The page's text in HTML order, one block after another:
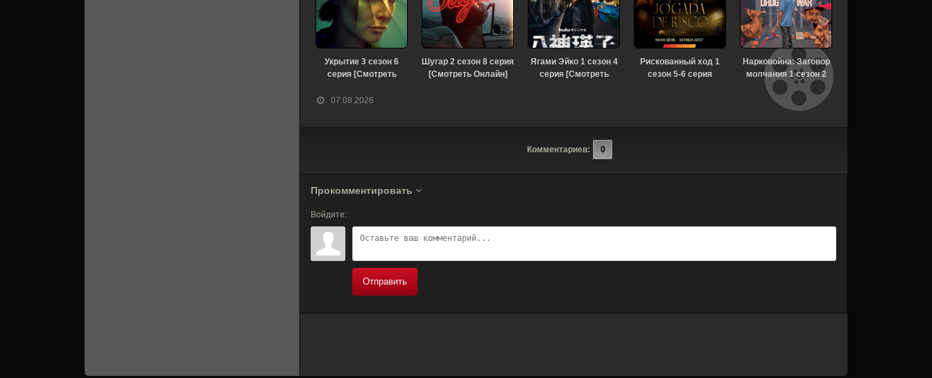
07.08.2026
Укрытие 3 сезон 6
серия [Смотреть
Шугар 2 сезон 8 серия
[Смотреть Онлайн]
Ягами Эйко 1 сезон 4
серия [Смотреть
Рискованный ход 1
сезон 5-6 серия
Нарковойна: Заговор
молчания 1 сезон 2
серия [Смотреть
Онлайн]
Комментариев: 0
Прокомментировать
Войдите:
Отправить